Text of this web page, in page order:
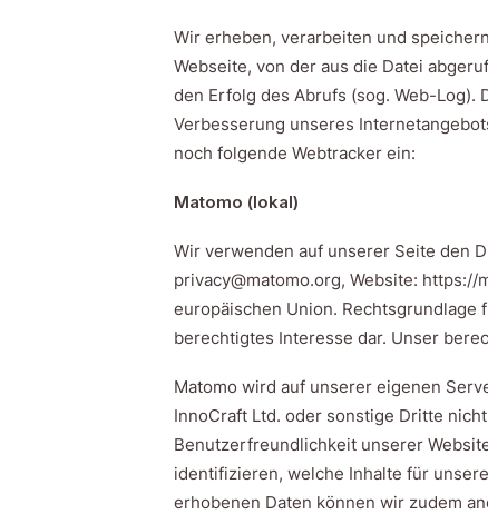
Wir erheben, verarbeiten und
Webseite, von der aus die Datei
den Erfolg des Abrufs (sog. Web-
Verbesserung unseres
noch folgende Webtracker ein:
Matomo (lokal)
Wir verwenden auf unserer Seite den
privacy@matomo.org, Website:
europäischen Union. Rechtsgrundlage
berechtigtes Interesse dar. Unser
Matomo wird auf unserer eigenen
InnoCraft Ltd. oder sonstige Dritte
Benutzerfreundlichkeit unserer
identifizieren, welche Inhalte für
erhobenen Daten können wir zudem